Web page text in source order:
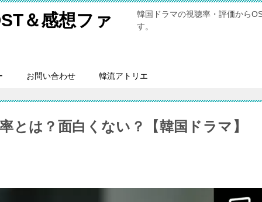
＆感想ファ
韓国ドラマの視聴率・評価から
す。
お問い合わせ 韓流アトリエ
とは？面白くない？【韓国ドラマ】